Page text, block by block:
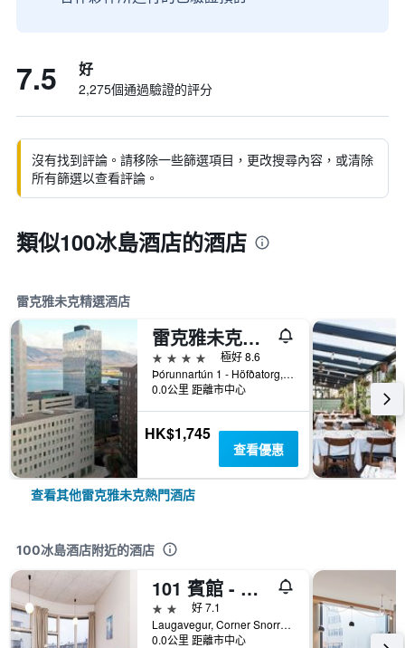
7.5 好
2,275個通過驗證的評分
沒有找到評論。請移除一些篩選項目，更改搜尋內容，或清除
所有篩選以查看評論。
類似100冰島酒店的酒店
雷克雅未克精選酒店
雷克雅未克福斯酒店
4星級
極好 8.6
Þórunnartún 1 - Höfðatorg, 雷克雅維克, 冰島
0.0公里 距離市中心
HK$1,745
查看優惠
查看其他雷克雅未克熱門酒店
100冰島酒店附近的酒店
101 賓館 - 雷克雅未克
2星級
好 7.1
Laugavegur, Corner Snorrabraut 29, 雷克雅維克, 冰島
0.0公里 距離市中心